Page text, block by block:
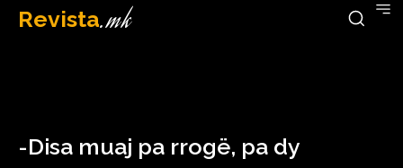
Revista.mk
December 16, 2022
-Disa muaj pa rrogë, pa dy